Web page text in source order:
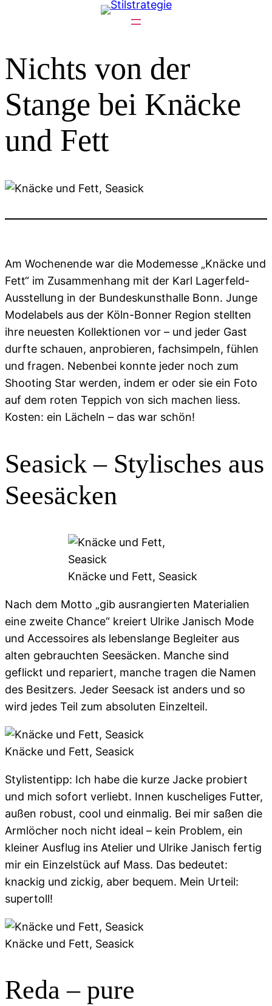
Nichts von der
Stange bei Knäcke
und Fett
Am Wochenende war die Modemesse „Knäcke und
Fett“ im Zusammenhang mit der Karl Lagerfeld-
Ausstellung in der Bundeskunsthalle Bonn. Junge
Modelabels aus der Köln-Bonner Region stellten
ihre neuesten Kollektionen vor – und jeder Gast
durfte schauen, anprobieren, fachsimpeln, fühlen
und fragen. Nebenbei konnte jeder noch zum
Shooting Star werden, indem er oder sie ein Foto
auf dem roten Teppich von sich machen liess.
Kosten: ein Lächeln – das war schön!
Seasick – Stylisches aus
Seesäcken
Knäcke und Fett, Seasick
Nach dem Motto „gib ausrangierten Materialien
eine zweite Chance“ kreiert Ulrike Janisch Mode
und Accessoires als lebenslange Begleiter aus
alten gebrauchten Seesäcken. Manche sind
geflickt und repariert, manche tragen die Namen
des Besitzers. Jeder Seesack ist anders und so
wird jedes Teil zum absoluten Einzelteil.
Knäcke und Fett, Seasick
Stylistentipp: Ich habe die kurze Jacke probiert
und mich sofort verliebt. Innen kuscheliges Futter,
außen robust, cool und einmalig. Bei mir saßen die
Armlöcher noch nicht ideal – kein Problem, ein
kleiner Ausflug ins Atelier und Ulrike Janisch fertig
mir ein Einzelstück auf Mass. Das bedeutet:
knackig und zickig, aber bequem. Mein Urteil:
supertoll!
Knäcke und Fett, Seasick
Reda – pure